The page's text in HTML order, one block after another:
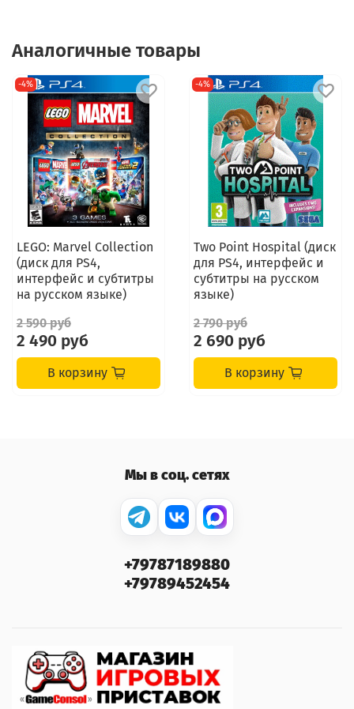
Аналогичные товары
-4%
LEGO: Marvel Collection
(диск для PS4,
интерфейс и субтитры
на русском языке)
2 590 руб
2 490 руб
В корзину
-4%
Two Point Hospital (диск
для PS4, интерфейс и
субтитры на русском
языке)
2 790 руб
2 690 руб
В корзину
Мы в соц. сетях
+79787189880
+79789452454